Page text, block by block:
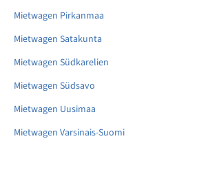
Mietwagen Pirkanmaa
Mietwagen Satakunta
Mietwagen Südkarelien
Mietwagen Südsavo
Mietwagen Uusimaa
Mietwagen Varsinais-Suomi